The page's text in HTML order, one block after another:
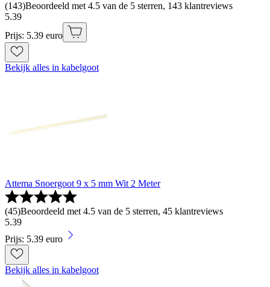
(143)Beoordeeld met 4.5 van de 5 sterren, 143 klantreviews
5.39
Prijs: 5.39 euro
Bekijk alles in kabelgoot
Attema Snoergoot 9 x 5 mm Wit 2 Meter
(45)Beoordeeld met 4.5 van de 5 sterren, 45 klantreviews
5.39
Prijs: 5.39 euro
Bekijk alles in kabelgoot